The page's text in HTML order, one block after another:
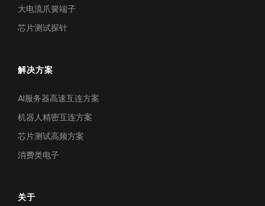
大电流爪簧端子
芯片测试探针
解决方案
AI服务器高速互连方案
机器人精密互连方案
芯片测试高频方案
消费类电子
关于